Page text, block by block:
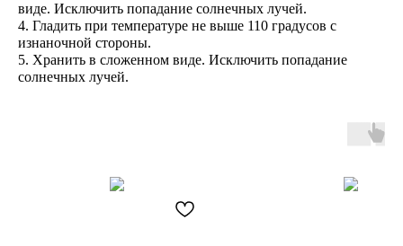
виде. Исключить попадание солнечных лучей.
4. Гладить при температуре не выше 110 градусов с
изнаночной стороны.
5. Хранить в сложенном виде. Исключить попадание
солнечных лучей.